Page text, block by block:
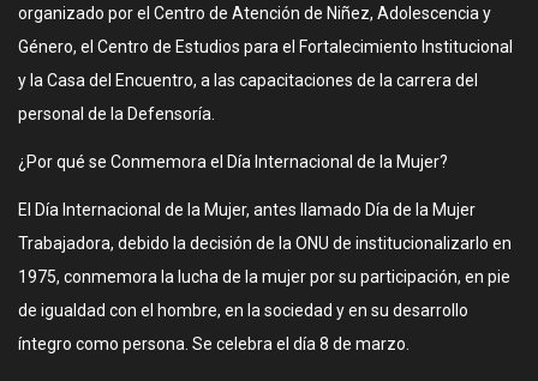
organizado por el Centro de Atención de Niñez, Adolescencia y
Género, el Centro de Estudios para el Fortalecimiento Institucional
y la Casa del Encuentro, a las capacitaciones de la carrera del
personal de la Defensoría.
¿Por qué se Conmemora el Día Internacional de la Mujer?
El Día Internacional de la Mujer, antes llamado Día de la Mujer
Trabajadora, debido la decisión de la ONU de institucionalizarlo en
1975, conmemora la lucha de la mujer por su participación, en pie
de igualdad con el hombre, en la sociedad y en su desarrollo
íntegro como persona. Se celebra el día 8 de marzo.